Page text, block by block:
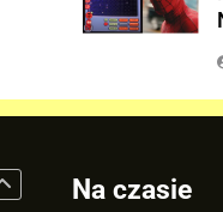
Na czasie